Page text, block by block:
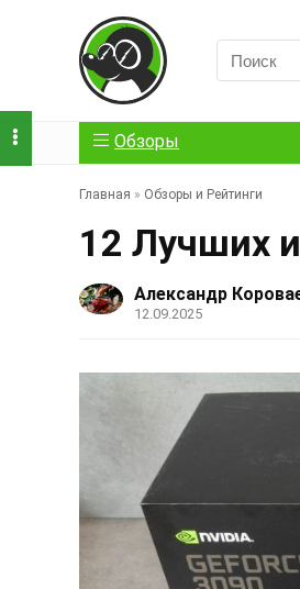
Обзоры
Главная » Обзоры и Рейтинги
12 Лучших
Александр
12.09.2025